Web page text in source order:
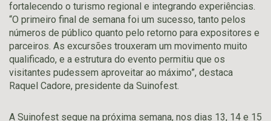
fortalecendo o turismo regional e integrando experiências.
“O primeiro final de semana foi um sucesso, tanto pelos
números de público quanto pelo retorno para expositores e
parceiros. As excursões trouxeram um movimento muito
qualificado, e a estrutura do evento permitiu que os
visitantes pudessem aproveitar ao máximo”, destaca
Raquel Cadore, presidente da Suinofest.
A Suinofest segue na próxima semana, nos dias 13, 14 e 15